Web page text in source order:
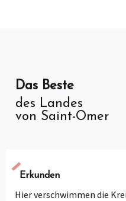
Das Beste
des Landes
von Saint-Omer
Erkunden
Hier verschwimmen die